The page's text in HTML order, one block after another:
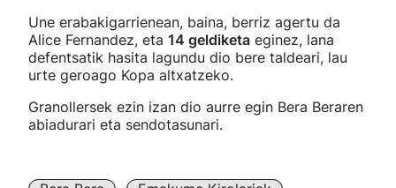
Une erabakigarrienean, baina, berriz agertu da
Alice Fernandez, eta 14 geldiketa eginez, lana
defentsatik hasita lagundu dio bere taldeari, lau
urte geroago Kopa altxatzeko.
Granollersek ezin izan dio aurre egin Bera Beraren
abiadurari eta sendotasunari.